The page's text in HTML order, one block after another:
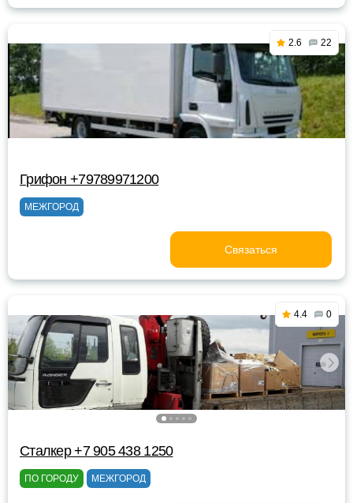
2.6 22
Грифон +79789971200
МЕЖГОРОД
Связаться
4.4 0
Сталкер +7 905 438 1250
ПО ГОРОДУ МЕЖГОРОД